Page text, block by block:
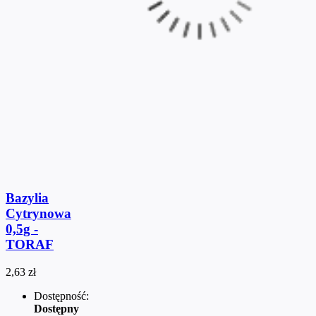
Bazylia
Cytrynowa
0,5g -
TORAF
2,63 zł
Dostępność:
Dostępny